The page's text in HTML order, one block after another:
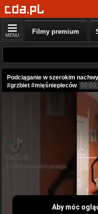
MENU Filmy premium
Podciąganie w szerokim
#grzbiet #mięśniepleców
Aby móc